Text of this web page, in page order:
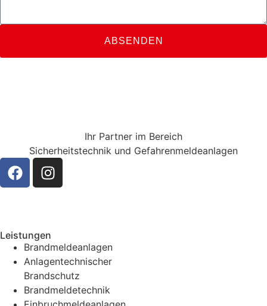
ABSENDEN
Ihr Partner im Bereich
Sicherheitstechnik und Gefahrenmeldeanlagen
Leistungen
Brandmeldeanlagen
Anlagentechnischer
Brandschutz
Brandmeldetechnik